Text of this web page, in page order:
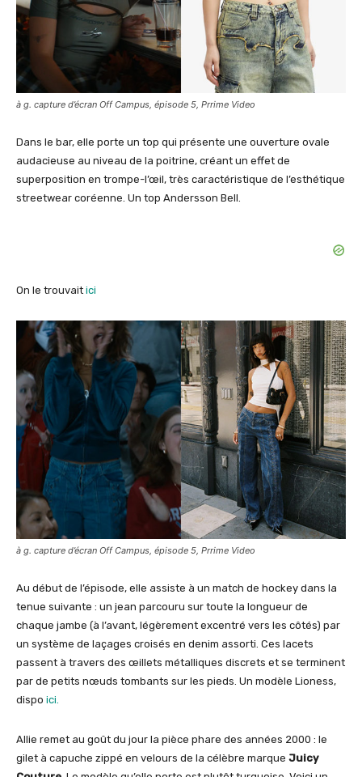
à g. capture d’écran Off Campus, épisode 5, Prrime Video
Dans le bar, elle porte un top qui présente une ouverture ovale
audacieuse au niveau de la poitrine, créant un effet de
superposition en trompe-l’œil, très caractéristique de l’esthétique
streetwear coréenne. Un top Andersson Bell.
On le trouvait ici
à g. capture d’écran Off Campus, épisode 5, Prrime Video
Au début de l’épisode, elle assiste à un match de hockey dans la
tenue suivante : un jean parcouru sur toute la longueur de
chaque jambe (à l’avant, légèrement excentré vers les côtés) par
un système de laçages croisés en denim assorti. Ces lacets
passent à travers des œillets métalliques discrets et se terminent
par de petits nœuds tombants sur les pieds. Un modèle Lioness,
dispo ici.
Allie remet au goût du jour la pièce phare des années 2000 : le
gilet à capuche zippé en velours de la célèbre marque Juicy